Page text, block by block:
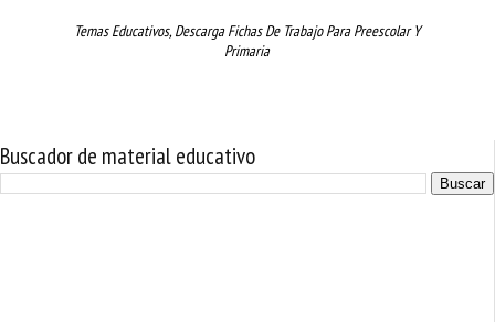
Temas Educativos, Descarga Fichas De Trabajo Para Preescolar Y
Primaria
Buscador de material educativo